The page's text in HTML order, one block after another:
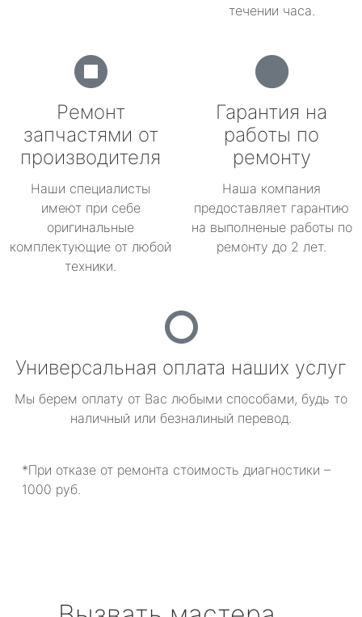
течении часа.
Ремонт
запчастями от
производителя
Наши специалисты
имеют при себе
оригинальные
комплектующие от любой
техники.
Гарантия на
работы по
ремонту
Наша компания
предоставляет гарантию
на выполненые работы по
ремонту до 2 лет.
Универсальная оплата наших услуг
Мы берем оплату от Вас любыми способами, будь то
наличный или безналиный перевод.
*При отказе от ремонта стоимость диагностики –
1000 руб.